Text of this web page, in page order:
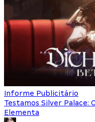
Informe Publicitário
Testamos Silver Palace:
Elementa